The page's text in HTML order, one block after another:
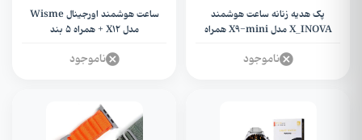
پک هدیه زنانه ساعت هوشمند
X_INOVA مدل X9-mini همراه
ناموجود
ساعت هوشمند اورجینال Wisme
مدل X12 + همراه 5 بند
ناموجود